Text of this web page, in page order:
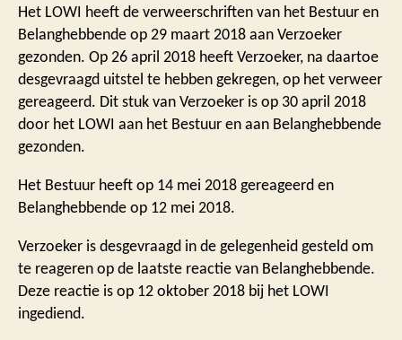
Het LOWI heeft de verweerschriften van het Bestuur en
Belanghebbende op 29 maart 2018 aan Verzoeker
gezonden. Op 26 april 2018 heeft Verzoeker, na daartoe
desgevraagd uitstel te hebben gekregen, op het verweer
gereageerd. Dit stuk van Verzoeker is op 30 april 2018
door het LOWI aan het Bestuur en aan Belanghebbende
gezonden.
Het Bestuur heeft op 14 mei 2018 gereageerd en
Belanghebbende op 12 mei 2018.
Verzoeker is desgevraagd in de gelegenheid gesteld om
te reageren op de laatste reactie van Belanghebbende.
Deze reactie is op 12 oktober 2018 bij het LOWI
ingediend.